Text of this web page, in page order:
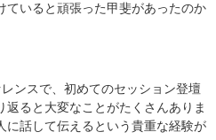
ていると頑張った甲斐があったのか
ンスで、初めてのセッション登壇
返ると大変なことがたくさんありま
に話して伝えるという貴重な経験が